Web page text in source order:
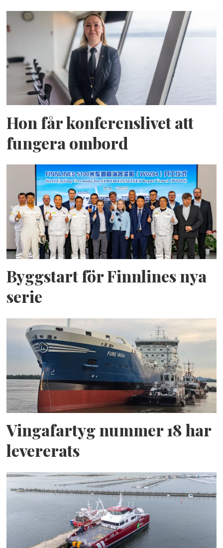
Hon får konferenslivet att
fungera ombord
Byggstart för Finnlines nya
serie
Vingafartyg nummer 18 har
levererats